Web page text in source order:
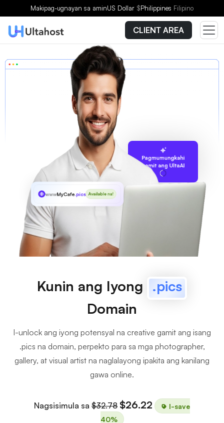
Makipag-ugnayan sa aminUS Dollar $Philippines Filipino
CLIENT AREA
Pagmumungkahi
gamit ang UltaAI
wwwMyCafe.pics Available na!
Kunin ang Iyong .pics
Domain
I-unlock ang iyong potensyal na creative gamit ang isang
.pics na domain, perpekto para sa mga photographer,
gallery, at visual artist na naglalayong ipakita ang kanilang
gawa online.
Nagsisimula sa $32.78 $26.22
I-save
40%